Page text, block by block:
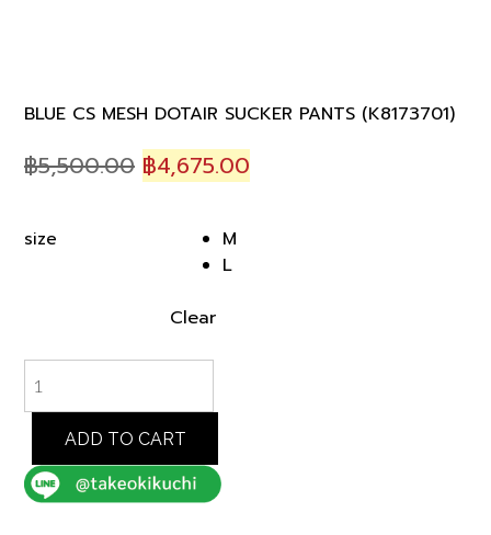
BLUE CS MESH DOTAIR SUCKER PANTS (K8173701)
฿5,500.00 Original
฿5,500.00.
฿4,675.00
size
M
L
Clear
CS
MESH
DOTAIR
SUCKER
PANTS
(K8173701)
ADD TO CART